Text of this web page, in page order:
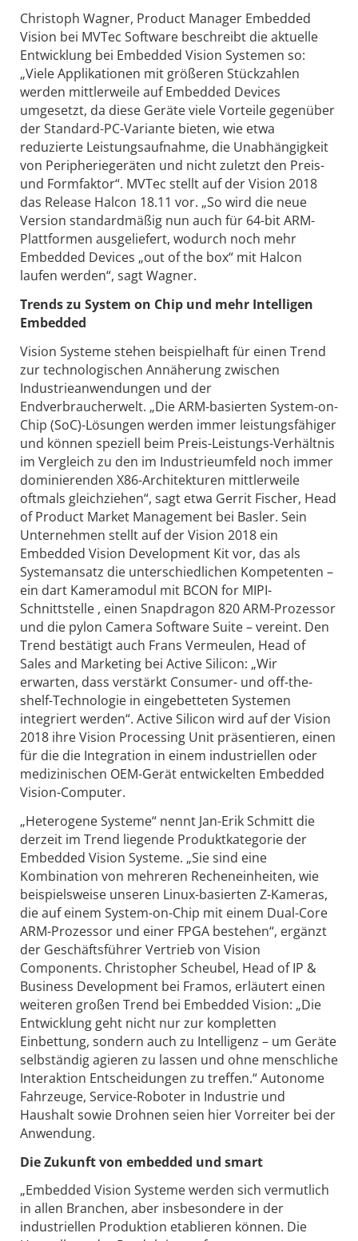
Christoph Wagner, Product Manager Embedded
Vision bei MVTec Software beschreibt die aktuelle
Entwicklung bei Embedded Vision Systemen so:
„Viele Applikationen mit größeren Stückzahlen
werden mittlerweile auf Embedded Devices
umgesetzt, da diese Geräte viele Vorteile gegenüber
der Standard-PC-Variante bieten, wie etwa
reduzierte Leistungsaufnahme, die Unabhängigkeit
von Peripheriegeräten und nicht zuletzt den Preis-
und Formfaktor“. MVTec stellt auf der Vision 2018
das Release Halcon 18.11 vor. „So wird die neue
Version standardmäßig nun auch für 64-bit ARM-
Plattformen ausgeliefert, wodurch noch mehr
Embedded Devices „out of the box“ mit Halcon
laufen werden“, sagt Wagner.
Trends zu System on Chip und mehr Intelligen
Embedded
Vision Systeme stehen beispielhaft für einen Trend
zur technologischen Annäherung zwischen
Industrieanwendungen und der
Endverbraucherwelt. „Die ARM-basierten System-on-
Chip (SoC)-Lösungen werden immer leistungsfähiger
und können speziell beim Preis-Leistungs-Verhältnis
im Vergleich zu den im Industrieumfeld noch immer
dominierenden X86-Architekturen mittlerweile
oftmals gleichziehen“, sagt etwa Gerrit Fischer, Head
of Product Market Management bei Basler. Sein
Unternehmen stellt auf der Vision 2018 ein
Embedded Vision Development Kit vor, das als
Systemansatz die unterschiedlichen Kompetenten –
ein dart Kameramodul mit BCON for MIPI-
Schnittstelle , einen Snapdragon 820 ARM-Prozessor
und die pylon Camera Software Suite – vereint. Den
Trend bestätigt auch Frans Vermeulen, Head of
Sales and Marketing bei Active Silicon: „Wir
erwarten, dass verstärkt Consumer- und off-the-
shelf-Technologie in eingebetteten Systemen
integriert werden“. Active Silicon wird auf der Vision
2018 ihre Vision Processing Unit präsentieren, einen
für die die Integration in einem industriellen oder
medizinischen OEM-Gerät entwickelten Embedded
Vision-Computer.
„Heterogene Systeme“ nennt Jan-Erik Schmitt die
derzeit im Trend liegende Produktkategorie der
Embedded Vision Systeme. „Sie sind eine
Kombination von mehreren Recheneinheiten, wie
beispielsweise unseren Linux-basierten Z-Kameras,
die auf einem System-on-Chip mit einem Dual-Core
ARM-Prozessor und einer FPGA bestehen“, ergänzt
der Geschäftsführer Vertrieb von Vision
Components. Christopher Scheubel, Head of IP &
Business Development bei Framos, erläutert einen
weiteren großen Trend bei Embedded Vision: „Die
Entwicklung geht nicht nur zur kompletten
Einbettung, sondern auch zu Intelligenz – um Geräte
selbständig agieren zu lassen und ohne menschliche
Interaktion Entscheidungen zu treffen.“ Autonome
Fahrzeuge, Service-Roboter in Industrie und
Haushalt sowie Drohnen seien hier Vorreiter bei der
Anwendung.
Die Zukunft von embedded und smart
„Embedded Vision Systeme werden sich vermutlich
in allen Branchen, aber insbesondere in der
industriellen Produktion etablieren können. Die